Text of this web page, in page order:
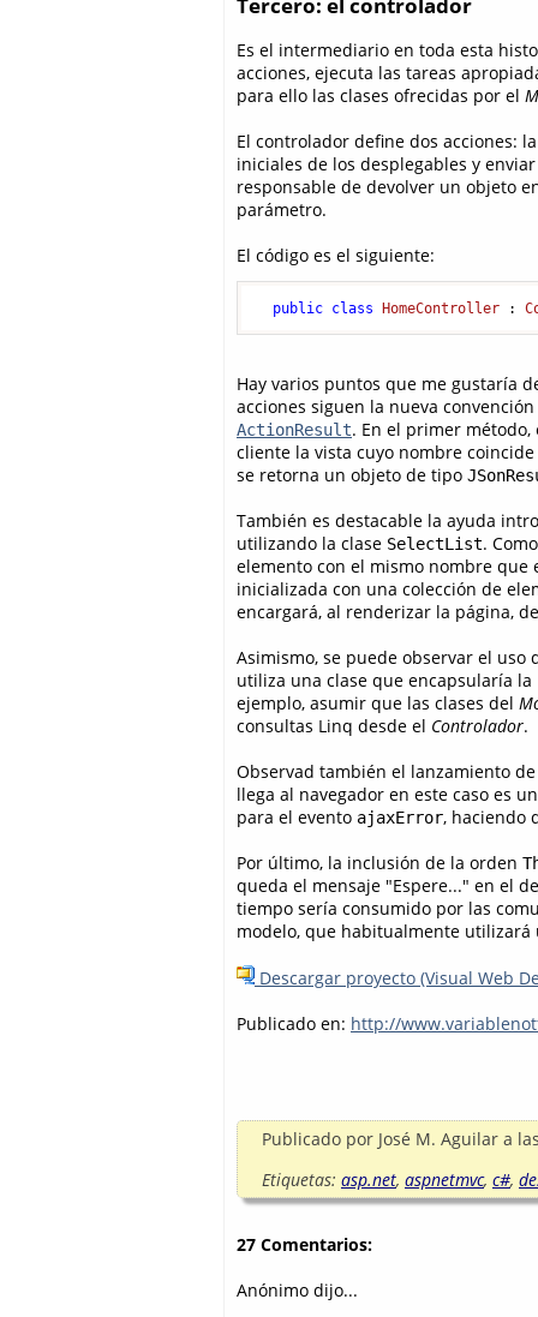
Es el intermediario en toda esta
acciones, ejecuta las tareas
para ello las clases ofrecidas por el
El controlador define dos acciones:
iniciales de los desplegables y
responsable de devolver un objeto
parámetro.
El código es el siguiente:
public class HomeController :
Hay varios puntos que me gustaría
acciones siguen la nueva
ActionResult. En el primer
cliente la vista cuyo nombre
se retorna un objeto de tipo
También es destacable la ayuda
utilizando la clase SelectList.
elemento con el mismo nombre
inicializada con una colección de
encargará, al renderizar la página,
Asimismo, se puede observar el uso
utiliza una clase que encapsularía
ejemplo, asumir que las clases del
consultas Linq desde el Controlador.
Observad también el lanzamiento
llega al navegador en este caso es
para el evento ajaxError, haciendo
Por último, la inclusión de la orden
queda el mensaje "Espere..." en el
tiempo sería consumido por las
modelo, que habitualmente utilizará
Descargar proyecto (Visual Web
Publicado en: http://
Publicado por José M. Aguilar a
Etiquetas: asp.net, aspnetmvc, c#,
27 Comentarios:
Anónimo dijo...